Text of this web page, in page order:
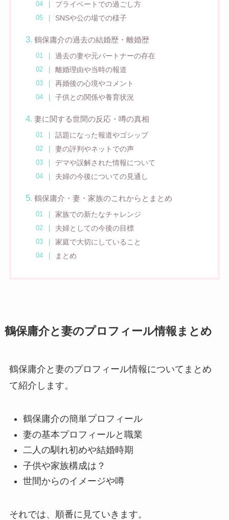
プライベートでの過ごし方
SNSや公の場での様子
鶴保庸介の過去の結婚歴・離婚歴
過去の妻や元パートナーの存在
離婚理由や当時の報道
再婚後の心境やコメント
子供との関係や養育状況
妻に関する世間の反応・噂の真相
話題になった報道やゴシップ
妻の評判やネットでの声
デマや誤解された情報について
夫婦の今後についての見通し
鶴保庸介・妻・家族のこれからとまとめ
家族での新たなチャレンジ
夫婦としての今後の目標
家庭で大切にしていること
まとめ
鶴保庸介と妻のプロフィール情報まとめ
鶴保庸介と妻のプロフィール情報についてまとめ
て紹介します。
鶴保庸介の簡単プロフィール
妻の基本プロフィールと職業
二人の馴れ初めや結婚時期
子供や家族構成は？
世間からのイメージや噂
それでは、順番に見ていきます。